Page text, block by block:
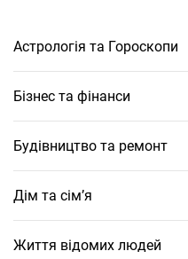
Астрологія та Гороскопи
Бізнес та фінанси
Будівництво та ремонт
Дім та сім’я
Життя відомих людей